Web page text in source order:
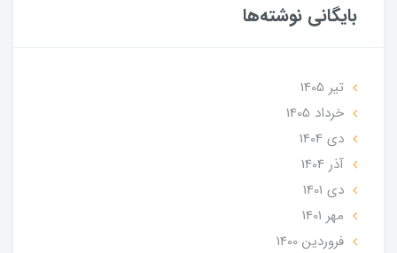
بایگانی نوشته‌ها
تير 1405
خرداد 1405
دی 1404
آذر 1404
دی 1401
مهر 1401
فروردین 1400